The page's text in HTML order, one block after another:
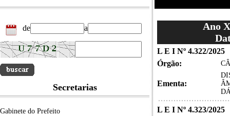
de a
Secretarias
Gabinete do Prefeito
Ano
L E I Nº 4.322/2025
Órgão:
Ementa:
L E I Nº 4.323/2025